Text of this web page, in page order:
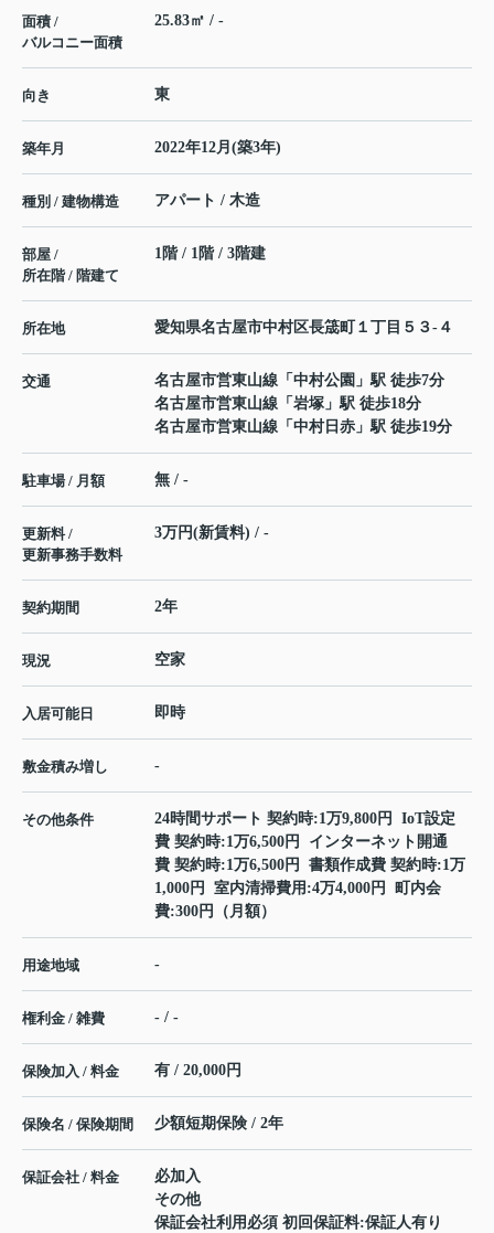
面積 /
バルコニー面積
25.83㎡ / -
向き 東
築年月 2022年12月(築3年)
種別 / 建物構造 アパート / 木造
部屋 /
所在階 / 階建て
1階 / 1階 / 3階建
所在地 愛知県名古屋市中村区長筬町 １丁目５３-４
交通 名古屋市営東山線 「 中村公園 」駅 徒歩7分
名古屋市営東山線 「 岩塚 」駅 徒歩18分
名古屋市営東山線 「 中村日赤 」駅 徒歩19分
駐車場 / 月額 無 / -
更新料 /
更新事務手数料
3万円(新賃料) / -
契約期間 2年
現況 空家
入居可能日 即時
敷金積み増し -
その他条件
24時間サポート 契約時:1万9,800円 IoT設定
費 契約時:1万6,500円 インターネット開通
費 契約時:1万6,500円 書類作成費 契約時:1万
1,000円 室内清掃費用:4万4,000円 町内会
費:300円（月額）
用途地域 -
権利金 / 雑費 - / -
保険加入 / 料金 有 / 20,000円
保険名 / 保険期間 少額短期保険 / 2年
保証会社 / 料金
必加入
その他
保証会社利用必須 初回保証料:保証人有り